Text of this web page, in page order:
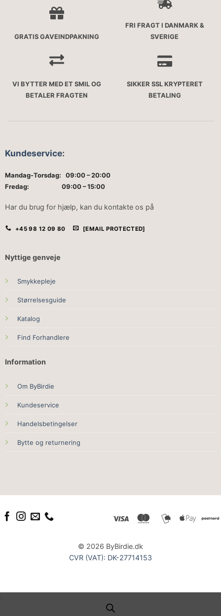
GRATIS GAVEINDPAKNING
FRI FRAGT I DANMARK &
SVERIGE
VI BYTTER MED ET SMIL OG
BETALER FRAGTEN
SIKKER SSL KRYPTERET
BETALING
Kundeservice:
Mandag-Torsdag: 09:00 – 20:00
Fredag: 09:00 – 15:00
Har du brug for hjælp, kan du kontakte os på
+45 98 12 09 80 [EMAIL PROTECTED]
Nyttige genveje
Smykkepleje
Størrelsesguide
Katalog
Find Forhandlere
Information
Om ByBirdie
Kundeservice
Handelsbetingelser
Bytte og returnering
© 2026 ByBirdie.dk
CVR (VAT): DK-27714153